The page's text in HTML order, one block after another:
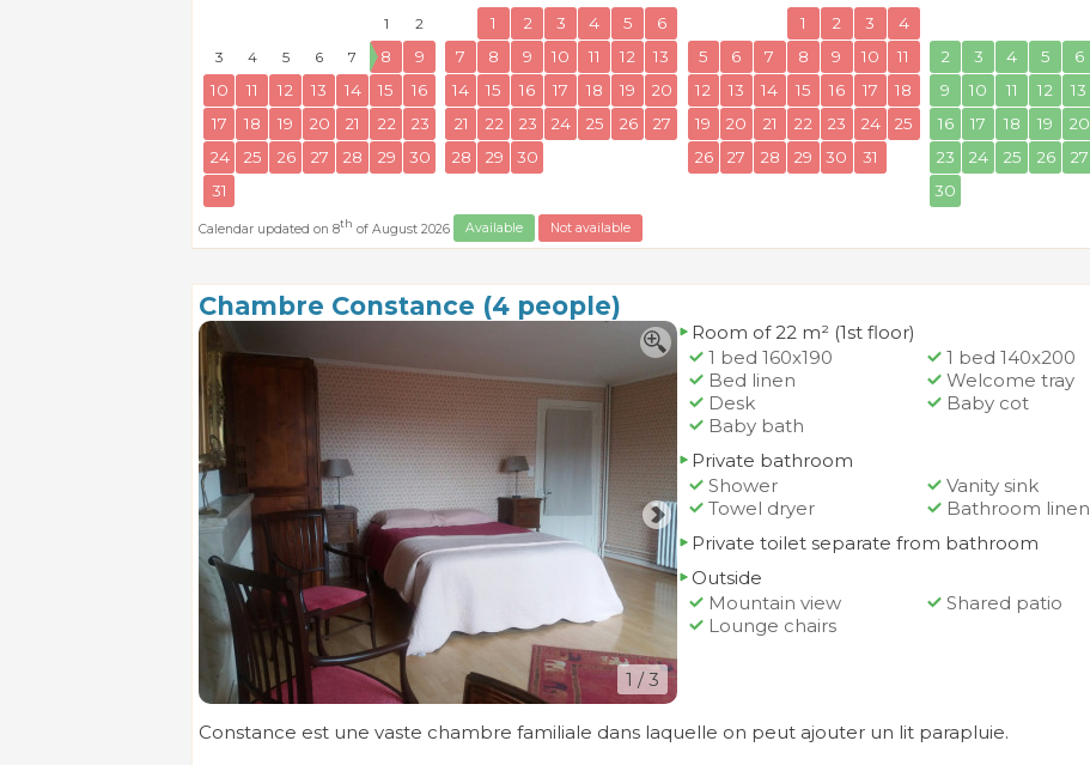
1
2
3
4 5 6 7 8
9
10
11 12 13 14 15
16
17
18 19 20 21 22
23
24
25 26 27 28 29
30
31
1
2 3 4 5
6
7
8 9 10 11 12
13
14
15 16 17 18 19
20
21
22 23 24 25 26
27
28
29 30
1
2 3
4
5
6 7 8 9 10
11
12
13 14 15 16 17
18
19
20 21 22 23 24
25
26
27 28 29 30 31
2
3 4 5 6
9
10 11 12 13
16
17 18 19 20
23
24 25 26 27
30
Calendar updated on 8th of August 2026 Available Not available
Chambre Constance (4 people)
1 / 3
Room of 22 m² (1st floor)
1 bed 160x190
1 bed 140x200
Bed linen
Welcome tray
Desk
Baby cot
Baby bath
Private bathroom
Shower
Vanity sink
Towel dryer
Bathroom linen
Private toilet separate from bathroom
Outside
Mountain view
Shared patio
Lounge chairs
Constance est une vaste chambre familiale dans laquelle on peut ajouter un lit parapluie.